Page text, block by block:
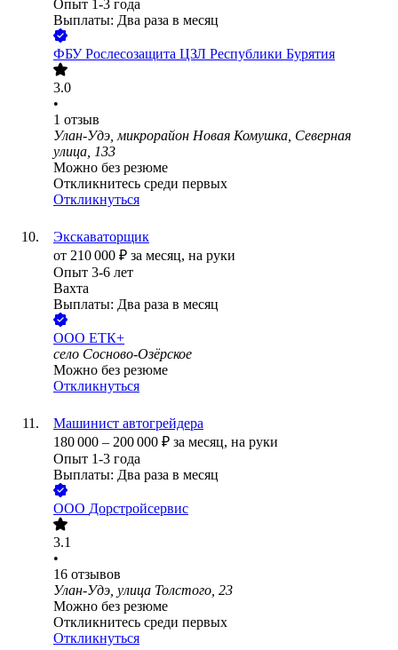
Опыт 1-3 года
Выплаты: Два раза в месяц
ФБУ Рослесозащита ЦЗЛ Республики Бурятия
3.0
•
1 отзыв
Улан-Удэ, микрорайон Новая Комушка, Северная
улица, 133
Можно без резюме
Откликнитесь среди первых
Откликнуться
Экскаваторщик
от 210 000 ₽ за месяц, на руки
Опыт 3-6 лет
Вахта
Выплаты: Два раза в месяц
ООО ЕТК+
село Сосново-Озёрское
Можно без резюме
Откликнуться
Машинист автогрейдера
180 000 – 200 000 ₽ за месяц, на руки
Опыт 1-3 года
Выплаты: Два раза в месяц
ООО Дорстройсервис
3.1
•
16 отзывов
Улан-Удэ, улица Толстого, 23
Можно без резюме
Откликнитесь среди первых
Откликнуться